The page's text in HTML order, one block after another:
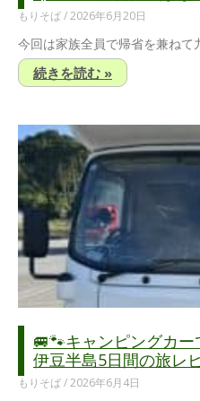
もりそば 2026年6月20日
今回は家族全員で帰省を兼ねて
続きを読む »
🚐🐾キャンピングカ
伊豆半島5日間の旅レ
もりそば 2026年6月4日